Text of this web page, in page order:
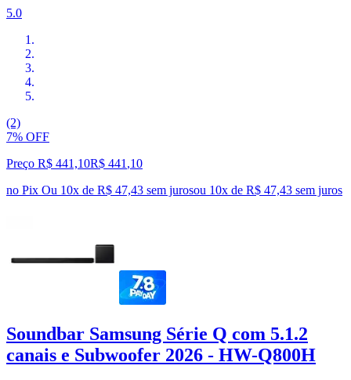
5.0
(2)
7% OFF
Preço R$ 441,10R$ 441 ,10
no Pix Ou 10x de R$ 47,43 sem jurosou 10x de R$ 47,43 sem juros
Soundbar Samsung Série Q com 5.1.2
canais e Subwoofer 2026 - HW-Q800H